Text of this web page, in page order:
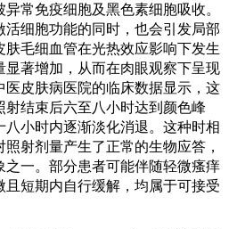
常免疫细胞及黑色素细胞吸收。
活细胞功能的同时，也会引发局部
肤毛细血管在光热效应影响下发生
显著增加，从而在肉眼观察下呈现
医皮肤病医院的临床数据显示，这
射结束后六至八小时达到颜色峰
八小时内逐渐淡化消退。这种时相
射剂量产生了正常的生物应答，
之一。部分患者可能伴随轻微瘙痒
且短期内自行缓解，均属于可接受